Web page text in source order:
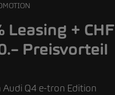
Leasing + CHF
Preisvorteil
Audi Q4 e-tron Edition